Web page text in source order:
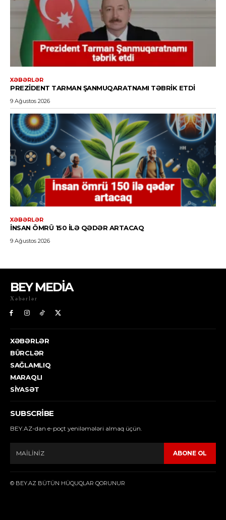
BEY MEDİA
Xəbərlər
XƏBƏRLƏR
BÜRCLƏR
SAĞLAMLIQ
MARAQLI
SIYASƏT
SUBSCRIBE
BEY.AZ-dan e-poçt yeniləmələri almaq üçün.
ABONE OL
© BEY.AZ BÜTÜN HÜQUQLAR QORUNUR